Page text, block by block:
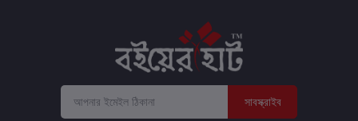
সাবস্ক্রাইব